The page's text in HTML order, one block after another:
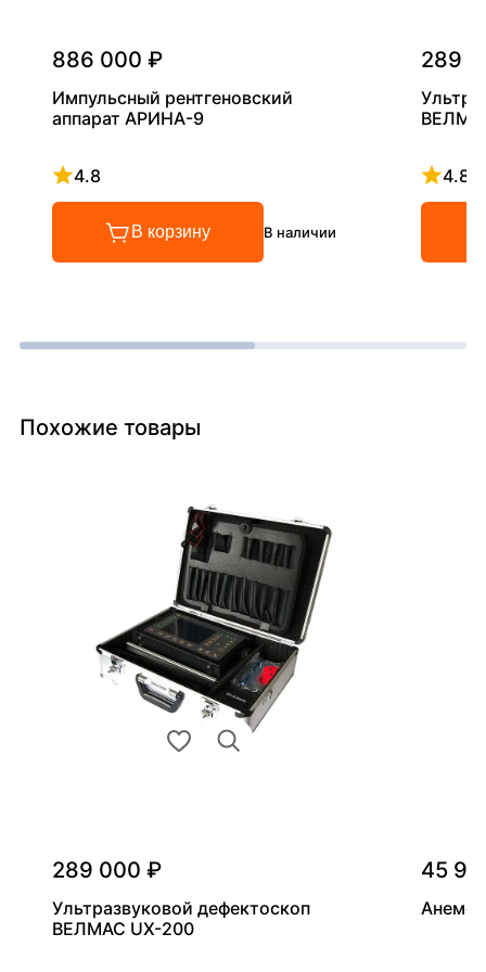
886 000 ₽
Импульсный рентгеновский
аппарат АРИНА-9
4.8
Рейтинг 4.8 из 5
В корзину В наличии
289
4.8
Похожие товары
289 000 ₽
Ультразвуковой дефектоскоп
ВЕЛМАС UX-200
45